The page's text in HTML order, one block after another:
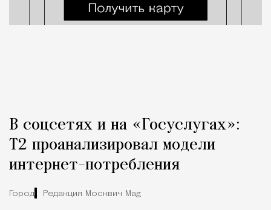
В соцсетях и на «Госуслугах»:
Т2 проанализировал модели
интернет-потребления
Город Редакция Москвич Mag